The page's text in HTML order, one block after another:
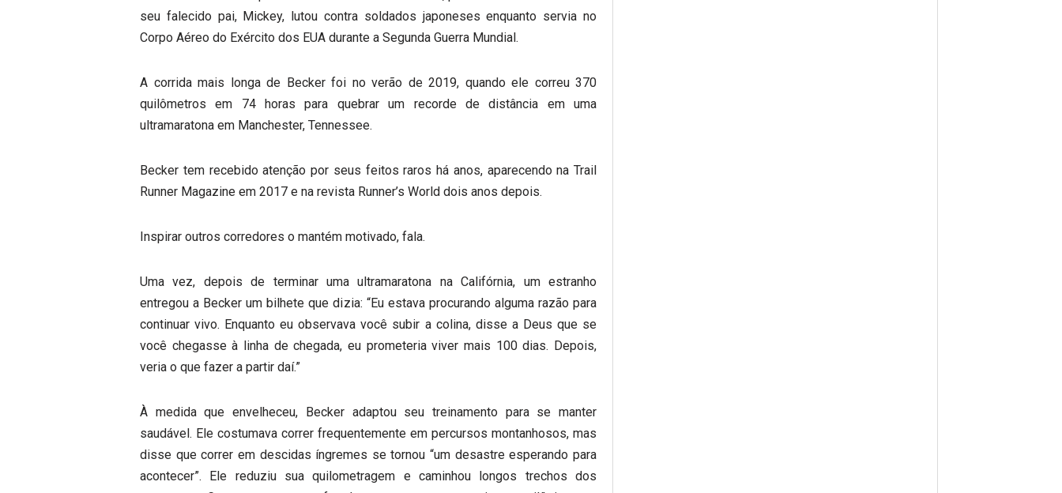
seu falecido pai, Mickey, lutou contra soldados japoneses enquanto servia no
Corpo Aéreo do Exército dos EUA durante a Segunda Guerra Mundial.
A corrida mais longa de Becker foi no verão de 2019, quando ele correu 370
quilômetros em 74 horas para quebrar um recorde de distância em uma
ultramaratona em Manchester, Tennessee.
Becker tem recebido atenção por seus feitos raros há anos, aparecendo na Trail
Runner Magazine em 2017 e na revista Runner’s World dois anos depois.
Inspirar outros corredores o mantém motivado, fala.
Uma vez, depois de terminar uma ultramaratona na Califórnia, um estranho
entregou a Becker um bilhete que dizia: “Eu estava procurando alguma razão para
continuar vivo. Enquanto eu observava você subir a colina, disse a Deus que se
você chegasse à linha de chegada, eu prometeria viver mais 100 dias. Depois,
veria o que fazer a partir daí.”
À medida que envelheceu, Becker adaptou seu treinamento para se manter
saudável. Ele costumava correr frequentemente em percursos montanhosos, mas
disse que correr em descidas íngremes se tornou “um desastre esperando para
acontecer”. Ele reduziu sua quilometragem e caminhou longos trechos dos